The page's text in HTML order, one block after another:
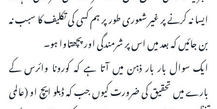
ایسا نہ کرنے پر غیر شعوری طور پر ہم کسی کی تکلیف کا سبب نہ
بن جائیں کہ بعد میں اس پر شرمندگی اور پچھتاوا ہو۔
ایک سوال بار بار ذہن میں آتا ہے کہ کورونا وائرس کے
بارے میں تحقیق کی ضرورت کیوں جب کہ ڈبلو ایچ او (عالمی